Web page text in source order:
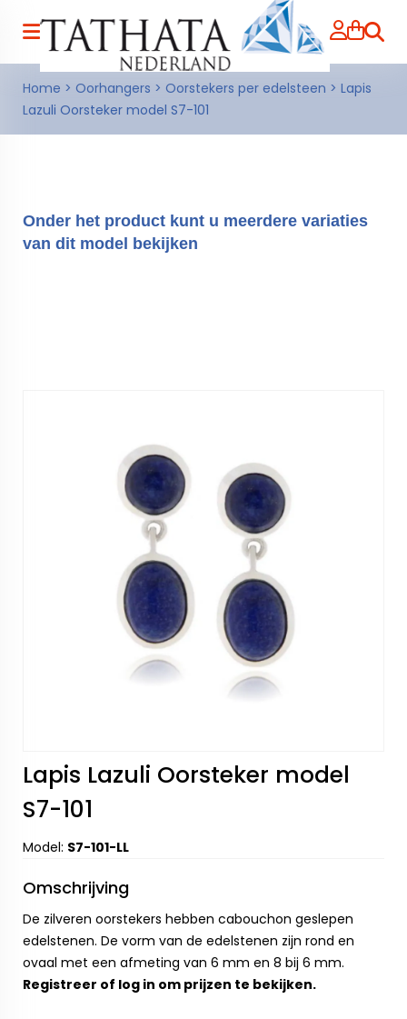
Home > Oorhangers > Oorstekers per edelsteen > Lapis
Lazuli Oorsteker model S7-101
Onder het product kunt u meerdere variaties
van dit model bekijken
Lapis Lazuli Oorsteker model
S7-101
Model: S7-101-LL
Omschrijving
De zilveren oorstekers hebben cabouchon geslepen
edelstenen. De vorm van de edelstenen zijn rond en
ovaal met een afmeting van 6 mm en 8 bij 6 mm.
Registreer of log in om prijzen te bekijken.